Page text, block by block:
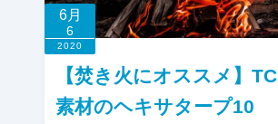
6月
6
2020
【焚き火にオススメ】TC
素材のヘキサタープ10